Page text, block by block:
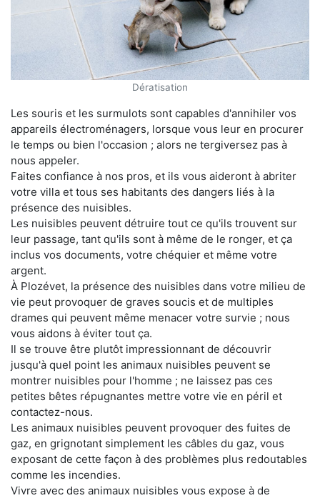
Dératisation
Les souris et les surmulots sont capables d'annihiler vos
appareils électroménagers, lorsque vous leur en procurer
le temps ou bien l'occasion ; alors ne tergiversez pas à
nous appeler.
Faites confiance à nos pros, et ils vous aideront à abriter
votre villa et tous ses habitants des dangers liés à la
présence des nuisibles.
Les nuisibles peuvent détruire tout ce qu'ils trouvent sur
leur passage, tant qu'ils sont à même de le ronger, et ça
inclus vos documents, votre chéquier et même votre
argent.
À Plozévet, la présence des nuisibles dans votre milieu de
vie peut provoquer de graves soucis et de multiples
drames qui peuvent même menacer votre survie ; nous
vous aidons à éviter tout ça.
Il se trouve être plutôt impressionnant de découvrir
jusqu'à quel point les animaux nuisibles peuvent se
montrer nuisibles pour l'homme ; ne laissez pas ces
petites bêtes répugnantes mettre votre vie en péril et
contactez-nous.
Les animaux nuisibles peuvent provoquer des fuites de
gaz, en grignotant simplement les câbles du gaz, vous
exposant de cette façon à des problèmes plus redoutables
comme les incendies.
Vivre avec des animaux nuisibles vous expose à de